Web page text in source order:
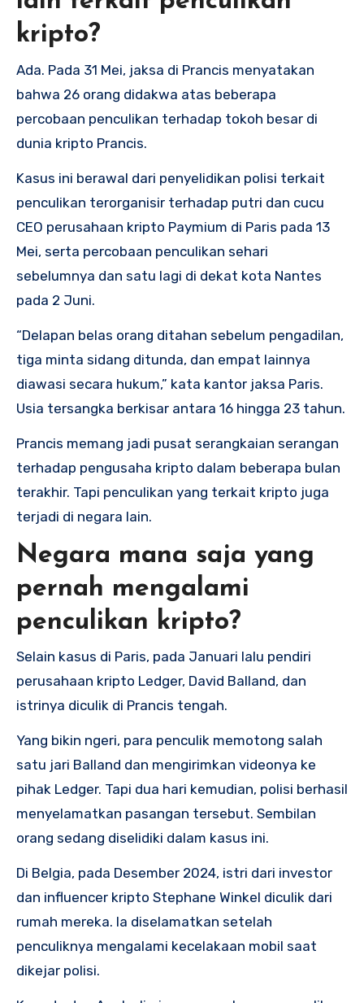
kripto?
Ada. Pada 31 Mei, jaksa di Prancis menyatakan
bahwa 26 orang didakwa atas beberapa
percobaan penculikan terhadap tokoh besar di
dunia kripto Prancis.
Kasus ini berawal dari penyelidikan polisi terkait
penculikan terorganisir terhadap putri dan cucu
CEO perusahaan kripto Paymium di Paris pada 13
Mei, serta percobaan penculikan sehari
sebelumnya dan satu lagi di dekat kota Nantes
pada 2 Juni.
“Delapan belas orang ditahan sebelum pengadilan,
tiga minta sidang ditunda, dan empat lainnya
diawasi secara hukum,” kata kantor jaksa Paris.
Usia tersangka berkisar antara 16 hingga 23 tahun.
Prancis memang jadi pusat serangkaian serangan
terhadap pengusaha kripto dalam beberapa bulan
terakhir. Tapi penculikan yang terkait kripto juga
terjadi di negara lain.
Negara mana saja yang
pernah mengalami
penculikan kripto?
Selain kasus di Paris, pada Januari lalu pendiri
perusahaan kripto Ledger, David Balland, dan
istrinya diculik di Prancis tengah.
Yang bikin ngeri, para penculik memotong salah
satu jari Balland dan mengirimkan videonya ke
pihak Ledger. Tapi dua hari kemudian, polisi berhasil
menyelamatkan pasangan tersebut. Sembilan
orang sedang diselidiki dalam kasus ini.
Di Belgia, pada Desember 2024, istri dari investor
dan influencer kripto Stephane Winkel diculik dari
rumah mereka. Ia diselamatkan setelah
penculiknya mengalami kecelakaan mobil saat
dikejar polisi.